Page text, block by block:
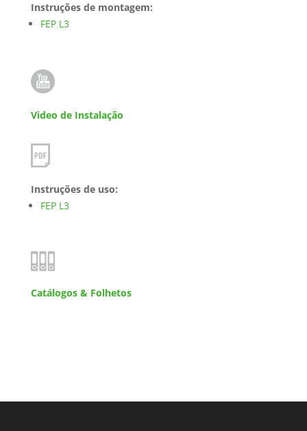
Instruções de montagem:
FEP L3
Video de Instalação
Instruções de uso:
FEP L3
Catálogos & Folhetos